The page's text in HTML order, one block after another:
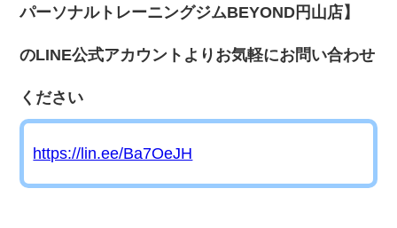
パーソナルトレーニングジムBEYOND円山店】
のLINE公式アカウントよりお気軽にお問い合わせ
ください
https://lin.ee/Ba7OeJH